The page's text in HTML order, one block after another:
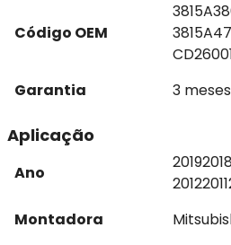
Código OEM
Garantia
3 meses
Aplicação
Ano
20192018
20122011
Montadora